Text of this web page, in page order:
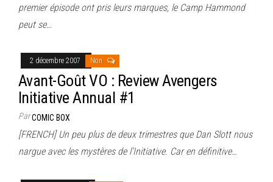
premier épisode ont pris leurs marques, le Camp Hammond
peut se…
2 décembre 2007 Non
Avant-Goût VO : Review Avengers
Initiative Annual #1
ParCOMIC BOX
[FRENCH] Un peu plus de deux trimestres que Dan Slott nous
nargue avec les mystères de l’Initiative. Car en définitive…